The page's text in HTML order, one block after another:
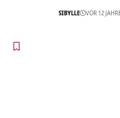
SIBYLLE VOR 12